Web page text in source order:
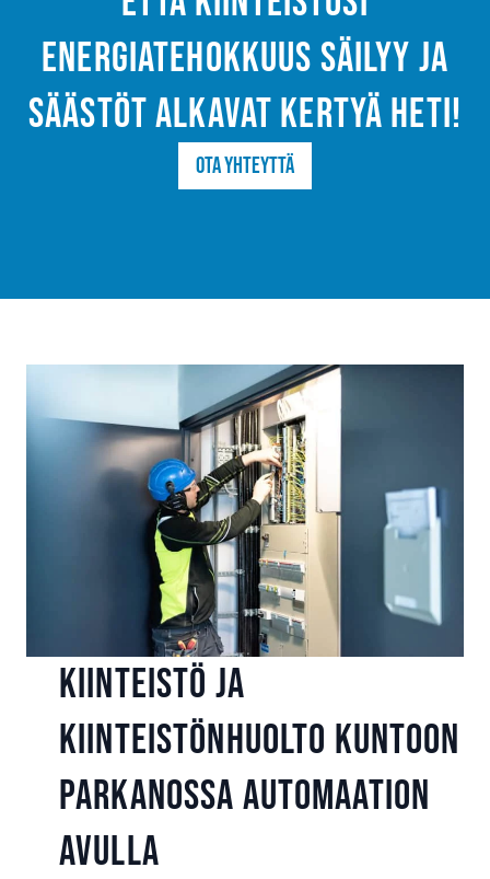
energiatehokkuus säilyy ja
säästöt alkavat kertyä heti!
Ota yhteyttä
Kiinteistö ja
kiinteistönhuolto kuntoon
Parkanossa automaation
avulla